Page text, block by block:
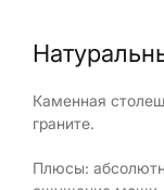
Каменная
граните.
Плюсы: